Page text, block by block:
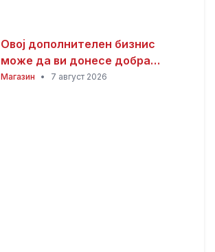
Овој дополнителен бизнис
може да ви донесе добра
заработка од дома: Не ви треба
Магазин • 7 август 2026